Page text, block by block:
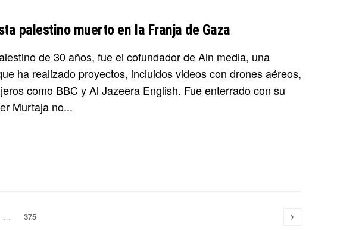
palestino muerto en la Franja de Gaza
de 30 años, fue el cofundador de Ain media, una
ha realizado proyectos, incluidos videos con drones aéreos,
como BBC y Al Jazeera English. Fue enterrado con su
Murtaja no...
… 375